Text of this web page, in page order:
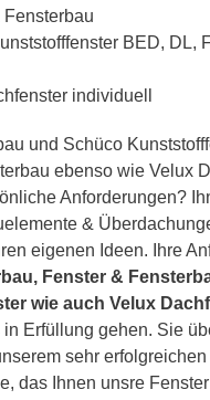
Fensterbau
BED, DL,
individuell
und Schüco
ebenso wie Velux
Anforderungen?
&
eigenen Ideen. Ihre
Fenster &
wie auch Velux
Erfüllung gehen. Sie
sehr erfolgreichen
das Ihnen unsre